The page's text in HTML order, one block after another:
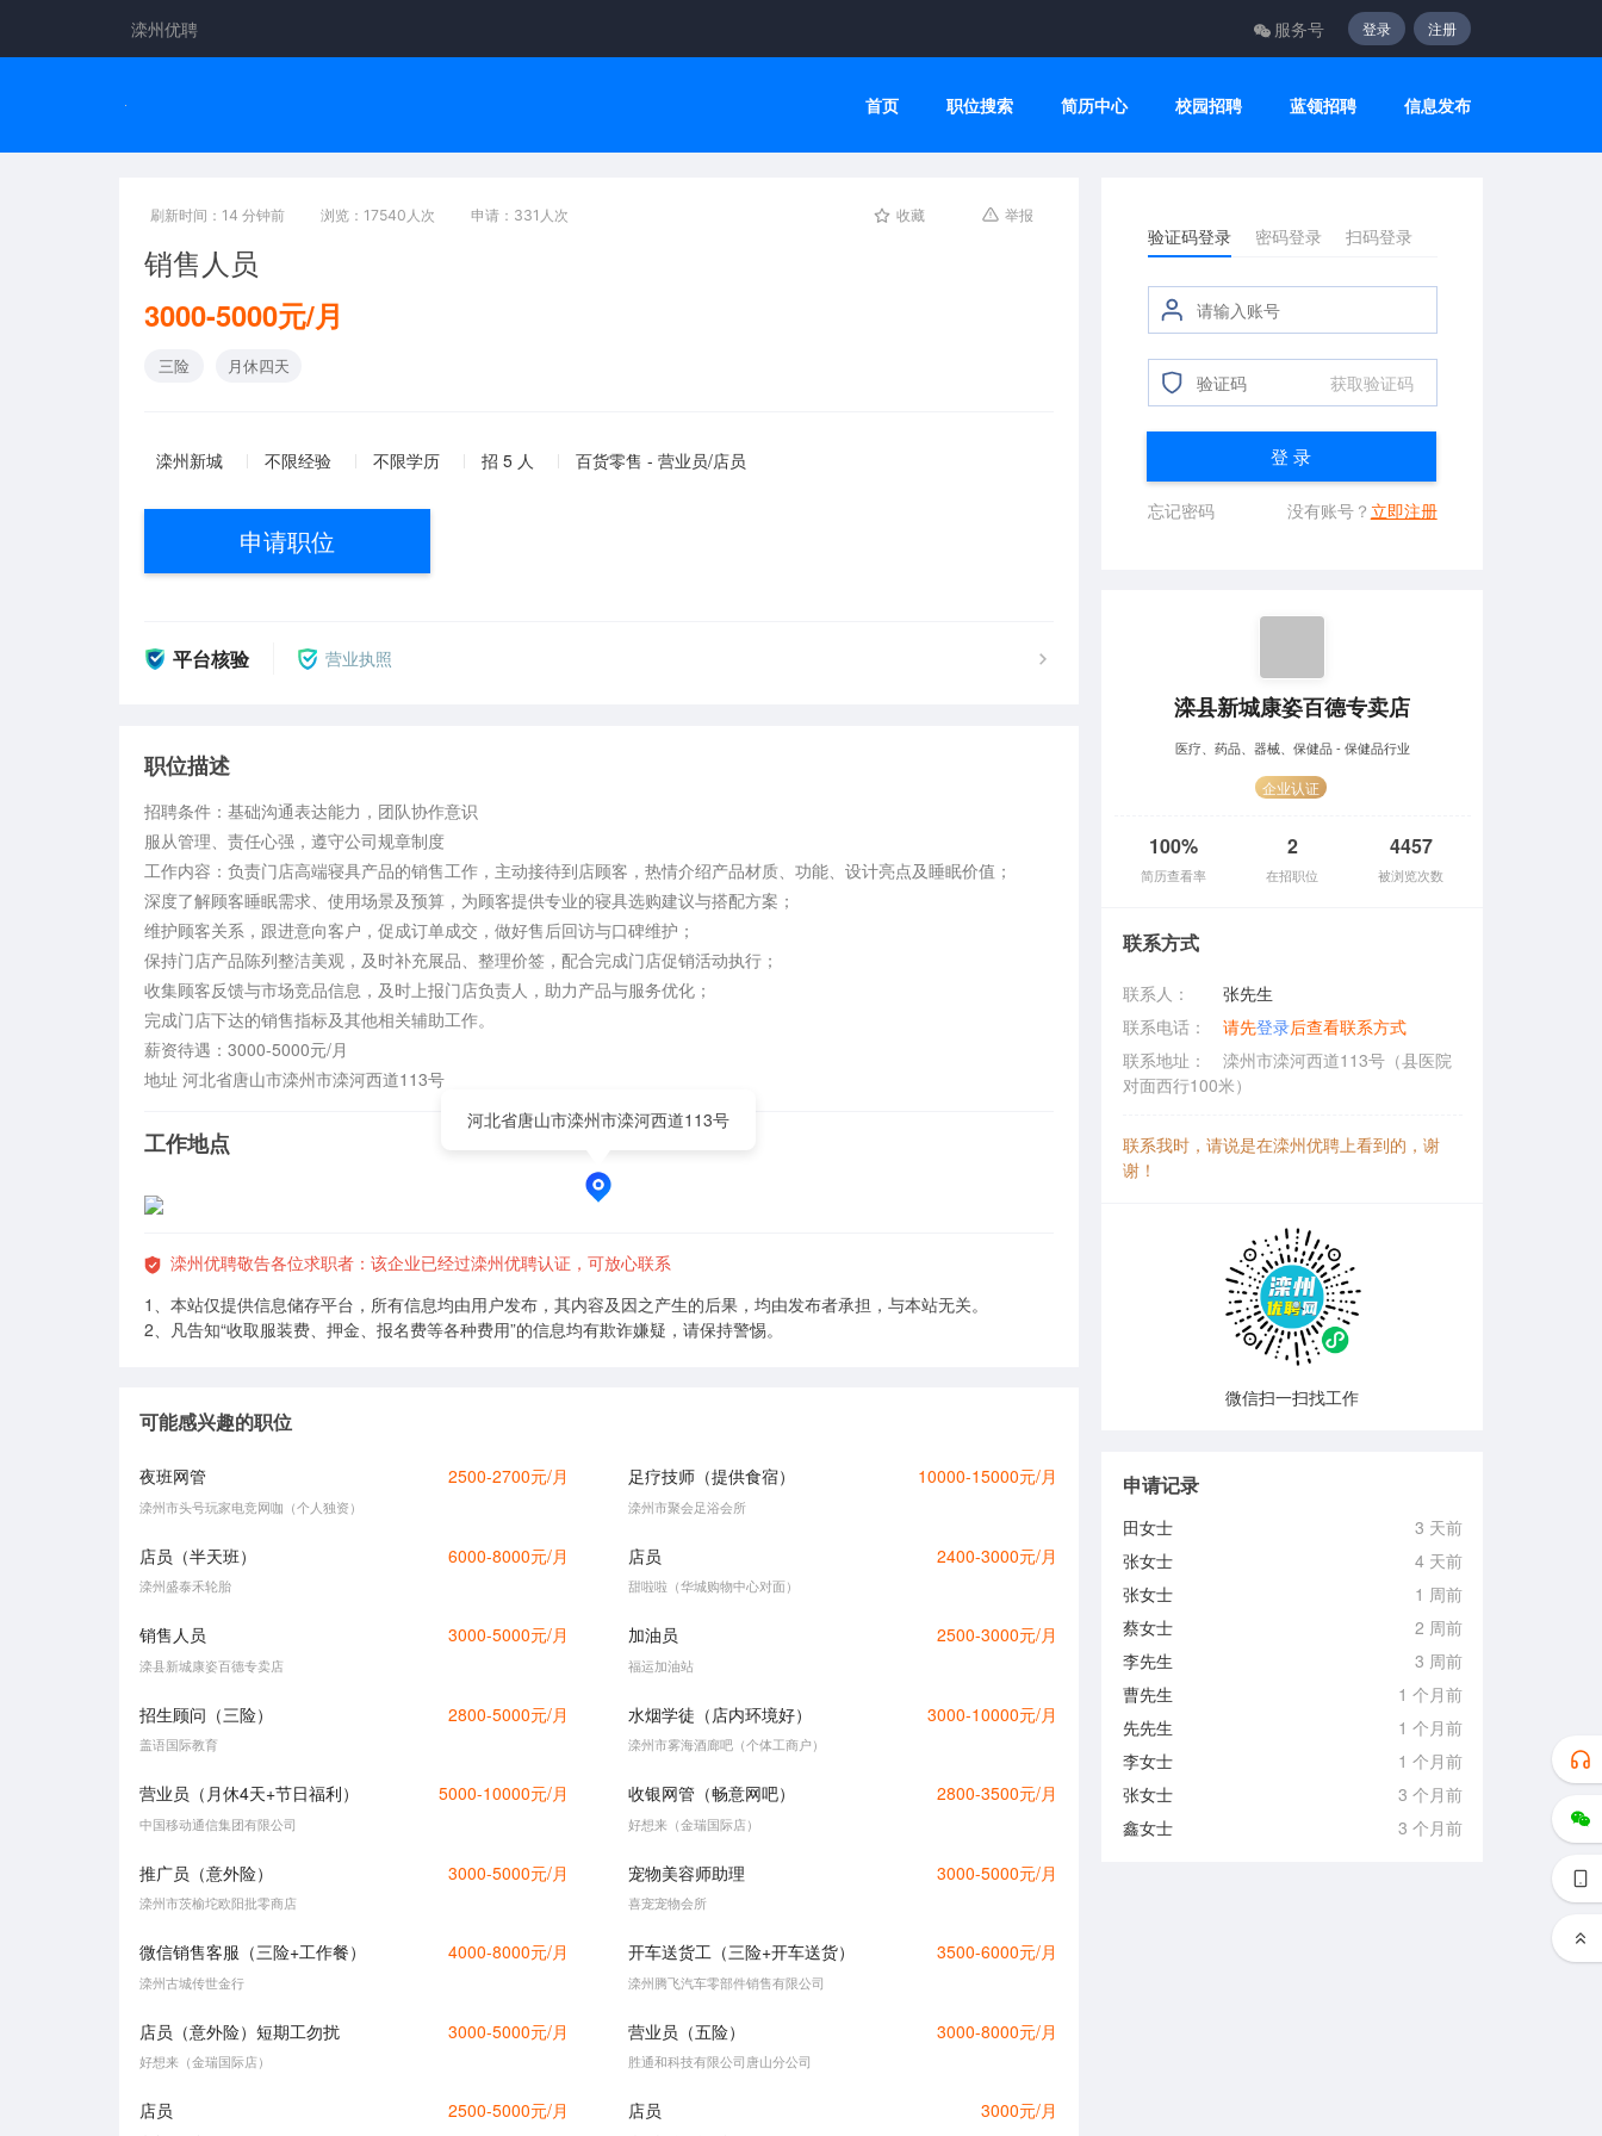
滦州优聘 服务号 登录 注册
首页 职位搜索 简历中心 校园招聘 蓝领招聘 信息发布
刷新时间：14 分钟前 浏览：17540人次 申请：331人次 收藏 举报
销售人员
3000-5000元/月
三险 月休四天
滦州新城 不限经验 不限学历 招 5 人 百货零售 - 营业员/店员
申请职位
平台核验 营业执照
职位描述
招聘条件：基础沟通表达能力，团队协作意识
服从管理、责任心强，遵守公司规章制度
工作内容：负责门店高端寝具产品的销售工作，主动接待到店顾客，热情介绍产品材质、功能、设计亮点及睡眠价值；
深度了解顾客睡眠需求、使用场景及预算，为顾客提供专业的寝具选购建议与搭配方案；
维护顾客关系，跟进意向客户，促成订单成交，做好售后回访与口碑维护；
保持门店产品陈列整洁美观，及时补充展品、整理价签，配合完成门店促销活动执行；
收集顾客反馈与市场竞品信息，及时上报门店负责人，助力产品与服务优化；
完成门店下达的销售指标及其他相关辅助工作。
薪资待遇：3000-5000元/月
地址 河北省唐山市滦州市滦河西道113号
工作地点
河北省唐山市滦州市滦河西道113号
滦州优聘敬告各位求职者：该企业已经过滦州优聘认证，可放心联系
1、本站仅提供信息储存平台，所有信息均由用户发布，其内容及因之产生的后果，均由发布者承担，与本站无关。
2、凡告知“收取服装费、押金、报名费等各种费用”的信息均有欺诈嫌疑，请保持警惕。
可能感兴趣的职位
夜班网管 2500-2700元/月
滦州市头号玩家电竞网咖（个人独资）
足疗技师（提供食宿） 10000-15000元/月
滦州市聚会足浴会所
店员（半天班） 6000-8000元/月
滦州盛泰禾轮胎
店员 2400-3000元/月
甜啦啦（华城购物中心对面）
销售人员 3000-5000元/月
滦县新城康姿百德专卖店
加油员 2500-3000元/月
福运加油站
招生顾问（三险） 2800-5000元/月
盖语国际教育
水烟学徒（店内环境好） 3000-10000元/月
滦州市雾海酒廊吧（个体工商户）
营业员（月休4天+节日福利） 5000-10000元/月
中国移动通信集团有限公司
收银网管（畅意网吧） 2800-3500元/月
好想来（金瑞国际店）
推广员（意外险） 3000-5000元/月
滦州市茨榆坨欧阳批零商店
宠物美容师助理 3000-5000元/月
喜宠宠物会所
微信销售客服（三险+工作餐） 4000-8000元/月
滦州古城传世金行
开车送货工（三险+开车送货） 3500-6000元/月
滦州腾飞汽车零部件销售有限公司
店员（意外险）短期工勿扰 3000-5000元/月
好想来（金瑞国际店）
营业员（五险） 3000-8000元/月
胜通和科技有限公司唐山分公司
店员 2500-5000元/月 店员 3000元/月
验证码登录 密码登录 扫码登录
获取验证码
登 录
忘记密码 没有账号？ 立即注册
滦县新城康姿百德专卖店
医疗、药品、器械、保健品 - 保健品行业
企业认证
100%
简历查看率
2
在招职位
4457
被浏览次数
联系方式
联系人：
张先生
联系电话：
请先登录后查看联系方式
联系地址：
滦州市滦河西道113号（县医院
对面西行100米）
联系我时，请说是在滦州优聘上看到的，谢
谢！
微信扫一扫找工作
申请记录
田女士
3 天前
张女士
4 天前
张女士
1 周前
蔡女士
2 周前
李先生
3 周前
曹先生
1 个月前
先先生
1 个月前
李女士
1 个月前
张女士
3 个月前
鑫女士
3 个月前